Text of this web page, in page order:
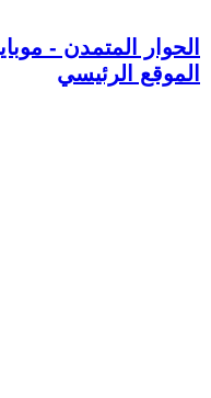
الحوار المتمدن -
الموقع الرئيسي